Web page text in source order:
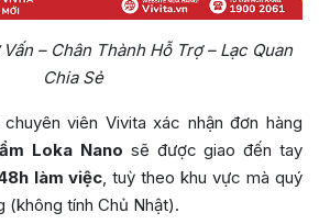
– Chân Thành Hỗ Trợ – Lạc Quan
Chia Sẻ
viên Vivita xác nhận đơn hàng
Loka Nano sẽ được giao đến tay
làm việc, tuỳ theo khu vực mà quý
(không tính Chủ Nhật).